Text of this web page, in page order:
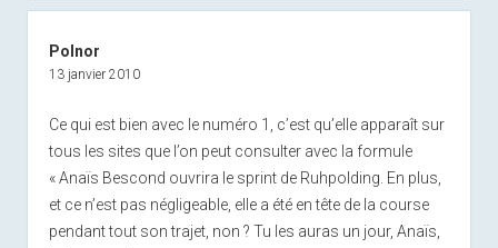
Polnor
13 janvier 2010
Ce qui est bien avec le numéro 1, c’est qu’elle apparaît sur
tous les sites que l’on peut consulter avec la formule
« Anaïs Bescond ouvrira le sprint de Ruhpolding. En plus,
et ce n’est pas négligeable, elle a été en tête de la course
pendant tout son trajet, non ? Tu les auras un jour, Anaïs,